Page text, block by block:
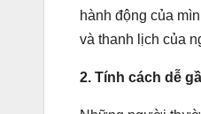
hành động của
và thanh lịch của
2. Tính cách dễ